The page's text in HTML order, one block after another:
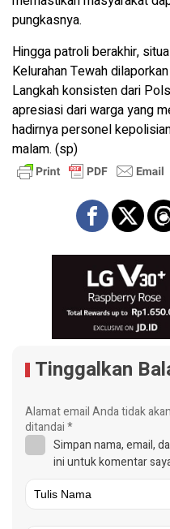
pungkasnya.
Hingga patroli berakhir,
Kelurahan Tewah
Langkah konsisten dari
apresiasi dari warga yang
hadirnya personel
malam. (sp)
Tinggalkan
Alamat email Anda tidak
ditandai*
Simpan nama, email,
ini untuk komentar